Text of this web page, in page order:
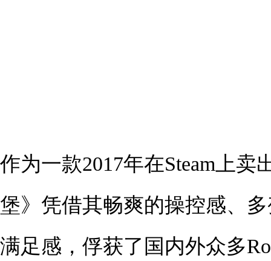
作为一款2017年在Steam上
堡》凭借其畅爽的操控感、
满足感，俘获了国内外众多